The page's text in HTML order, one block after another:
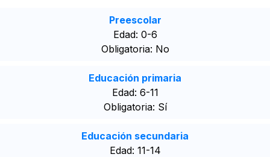
Preescolar
Edad: 0-6
Obligatoria: No
Educación primaria
Edad: 6-11
Obligatoria: Sí
Educación secundaria
Edad: 11-14